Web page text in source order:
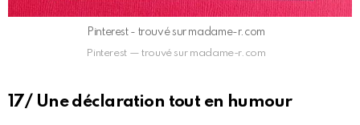
Pinterest - trouvé sur madame-r.com
Pinterest — trouvé sur madame-r.com
17/ Une déclaration tout en humour